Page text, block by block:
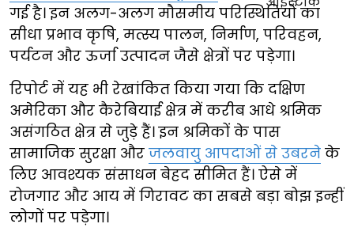
गई है। इन अलग-अलग मौसमीय परिस्थितियों का
सीधा प्रभाव कृषि, मत्स्य पालन, निर्माण, परिवहन,
पर्यटन और ऊर्जा उत्पादन जैसे क्षेत्रों पर पड़ेगा।
रिपोर्ट में यह भी रेखांकित किया गया कि दक्षिण
अमेरिका और कैरेबियाई क्षेत्र में करीब आधे श्रमिक
असंगठित क्षेत्र से जुड़े हैं। इन श्रमिकों के पास
सामाजिक सुरक्षा और जलवायु आपदाओं से उबरने के
लिए आवश्यक संसाधन बेहद सीमित हैं। ऐसे में
रोजगार और आय में गिरावट का सबसे बड़ा बोझ इन्हीं
लोगों पर पड़ेगा।